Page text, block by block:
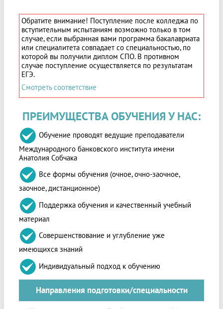
Обратите внимание! Поступление после колледжа по
вступительным испытаниям возможно только в том
случае, если выбранная вами программа бакалавриата
или специалитета совпадает со специальностью, по
которой вы получили диплом СПО. В противном
случае поступление осуществляется по результатам
ЕГЭ.
Смотреть соответствие
ПРЕИМУЩЕСТВА ОБУЧЕНИЯ У НАС:
Обучение проводят ведущие преподаватели
Международного банковского института имени
Анатолия Собчака
Все формы обучения (очное, очно-заочное,
заочное, дистанционное)
Поддержка обучения и качественный учебный
материал
Совершенствование и углубление уже
имеющихся знаний
Индивидуальный подход к обучению
Направления подготовки/специальности